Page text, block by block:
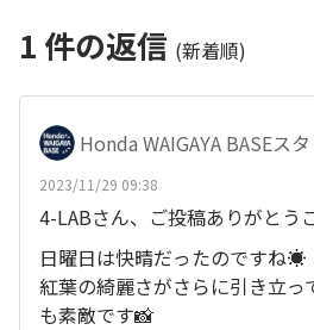
1 件の返信 (新着順)
Honda WAIGAYA BASEス
2023/11/29 09:38
4-LABさん、ご投稿ありがとう
日曜日は快晴だったのですね☀️
紅葉の綺麗さがさらに引き立っ
も素敵です📸